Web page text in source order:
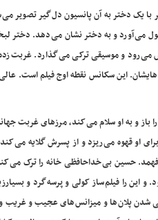
یک دختر به آن پانسیون دل گیر تصویر
می آورد و به دختر نشان می دهد.
رود و موسیقی ترکی می گذارد. غربت زده
این سکانس نقطه اوج فیلم است.
باز و به او سلام می کند، مرزهای غربت
او قهوه می ریزد و از پسرش گلایه می
حسین بی خداحافظی خانه را ترک می
را فیلم ساز کولی و پرسه گرد و
پلان ها و میزانس های عجیب و غریب و